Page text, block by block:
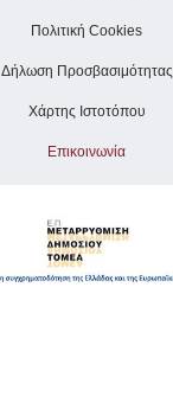
Πολιτική Cookies
Δήλωση Προσβασιμότητας
Χάρτης Ιστοτόπου
Επικοινωνία